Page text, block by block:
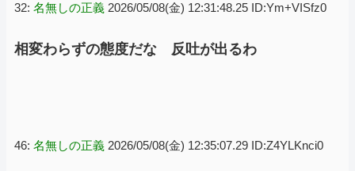
32: 名無しの正義 2026/05/08(金) 12:31:48.25 ID:Ym+VISfz0
相変わらずの態度だな 反吐が出るわ
46: 名無しの正義 2026/05/08(金) 12:35:07.29 ID:Z4YLKnci0